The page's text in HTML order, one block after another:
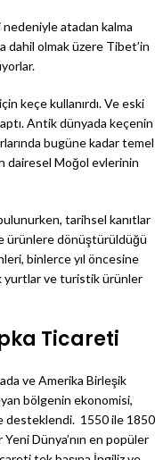
nedeniyle atadan kalma
dahil olmak üzere Tibet’in
keçe kullanırdı. Ve eski
Antik dünyada keçenin
bugüne kadar temel
dairesel Moğol evlerinin
tarihsel kanıtlar
ürünlere dönüştürüldüğü
binlerce yıl öncesine
yurtlar ve turistik ürünler
Ticareti
ve Amerika Birleşik
bölgenin ekonomisi,
desteklendi. 1550 ile 1850
Yeni Dünya’nın en popüler